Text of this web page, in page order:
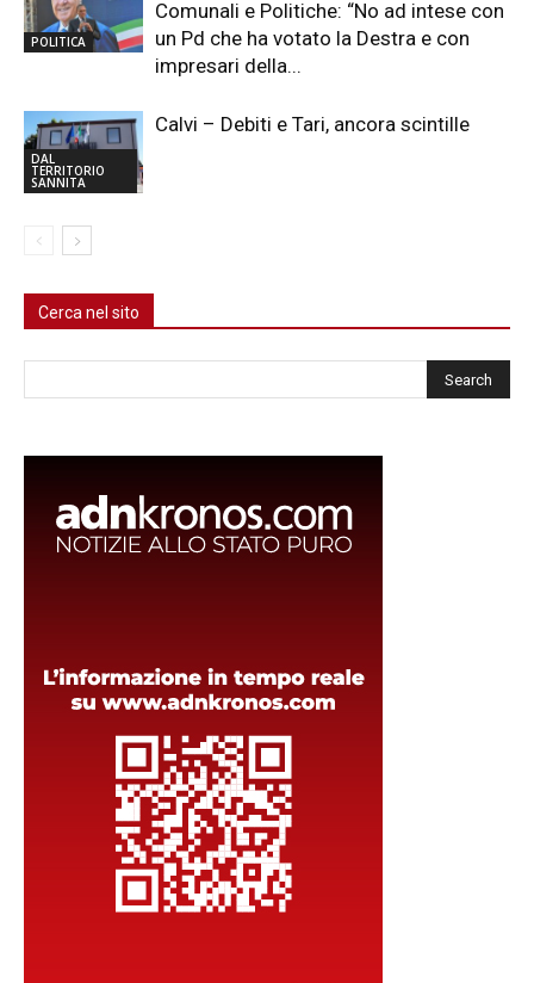
POLITICA
Comunali e Politiche: “No ad intese con
un Pd che ha votato la Destra e con
impresari della...
DAL
TERRITORIO
SANNITA
Calvi – Debiti e Tari, ancora scintille
Cerca nel sito